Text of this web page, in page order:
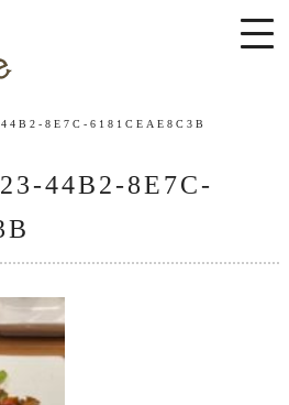
8E7C-6181CEAE8C3B
44B2-8E7C-